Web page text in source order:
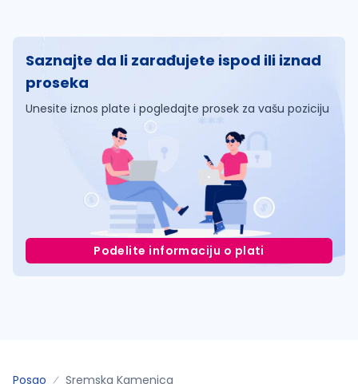
Saznajte da li zarađujete ispod ili iznad
proseka
Unesite iznos plate i pogledajte prosek za vašu poziciju
Podelite informaciju o plati
Posao Sremska Kamenica